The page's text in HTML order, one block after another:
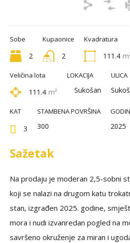
Sobe
2
Kupaonice
2
Kvadratura
111.4
Veličina lota
111.4 m²
LOKACIJA
Sukošan
ULICA
KAT
3
STAMBENA POVRŠINA
300 2025
Sažetak
Na prodaju je moderan 2,5-sobni
koji se nalazi na drugom katu
stan, izgrađen 2025. godine,
mora i nudi izvanredan pogled na
savršeno okruženje za miran i